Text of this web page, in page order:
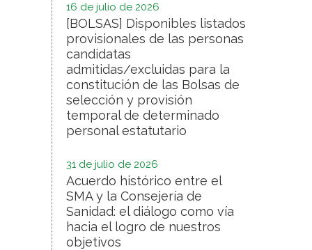
16 de julio de 2026
[BOLSAS] Disponibles listados
provisionales de las personas
candidatas
admitidas/excluidas para la
constitución de las Bolsas de
selección y provisión
temporal de determinado
personal estatutario
31 de julio de 2026
Acuerdo histórico entre el
SMA y la Consejería de
Sanidad: el diálogo como vía
hacia el logro de nuestros
objetivos